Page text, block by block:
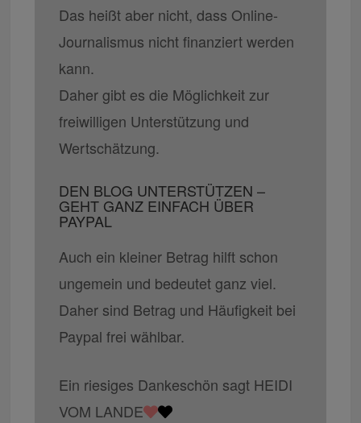
Das heißt aber nicht, dass Online-
Journalismus nicht finanziert werden
kann.
Daher gibt es die Möglichkeit zur
freiwilligen Unterstützung und
Wertschätzung.
DEN BLOG UNTERSTÜTZEN –
GEHT GANZ EINFACH ÜBER
PAYPAL
Auch ein kleiner Betrag hilft schon
ungemein und bedeutet ganz viel.
Daher sind Betrag und Häufigkeit bei
Paypal frei wählbar.
Ein riesiges Dankeschön sagt HEIDI
VOM LANDE